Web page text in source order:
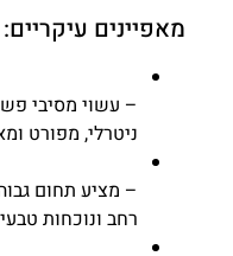
מאפיינים עיקריים:
– עשוי מסיבי
ניטרלי, מפורט
– מציע תחום
רחב ונוכחות